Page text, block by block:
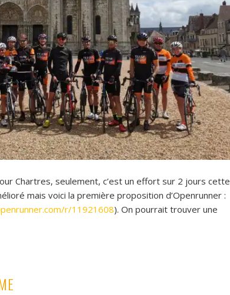
Chartres, seulement, c’est un effort sur 2 jours cette
mais voici la première proposition d’Openrunner :
r/11921608). On pourrait trouver une